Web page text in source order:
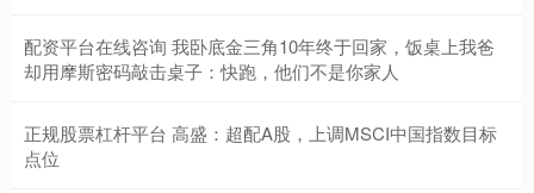
配资平台在线咨询 我卧底金三角10年终于回家，饭桌上我爸
却用摩斯密码敲击桌子：快跑，他们不是你家人
正规股票杠杆平台 高盛：超配A股，上调MSCI中国指数目标
点位